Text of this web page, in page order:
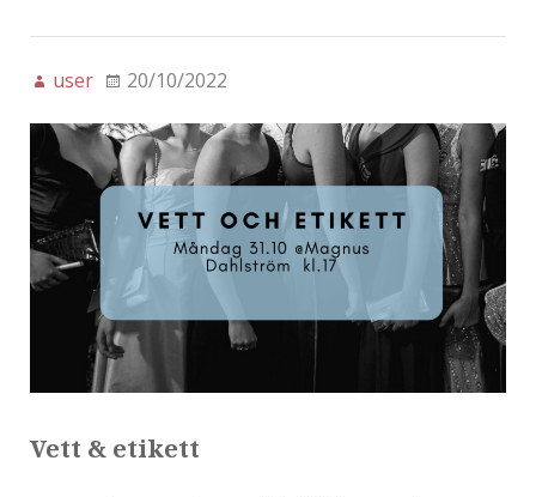
user 20/10/2022
Vett & etikett